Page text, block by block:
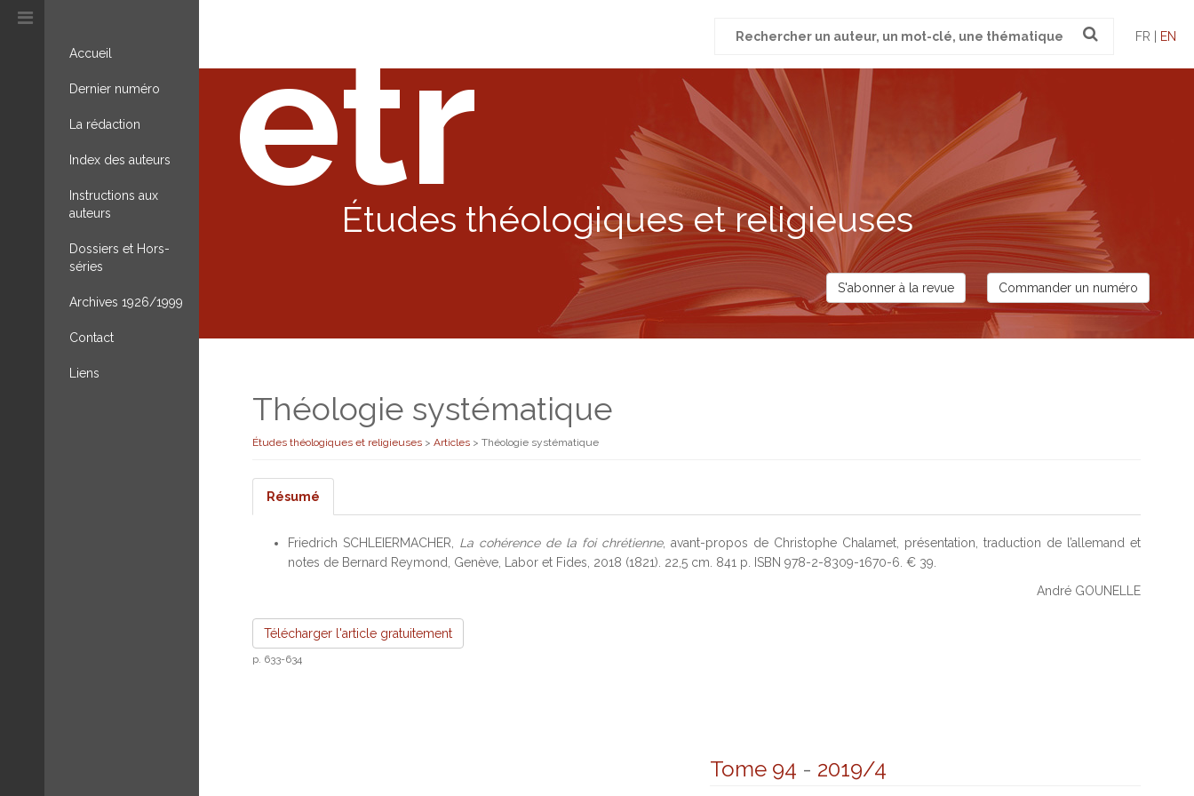
Accueil
Dernier numéro
La rédaction
Index des auteurs
Instructions aux
auteurs
Dossiers et Hors-
séries
Archives 1926/1999
Contact
Liens
pour
FR | EN
etr
Études théologiques et religieuses
S'abonner à la revue Commander un numéro
Théologie systématique
Études théologiques et religieuses > Articles > Théologie systématique
Résumé
Friedrich SCHLEIERMACHER, La cohérence de la foi chrétienne, avant-propos de Christophe Chalamet, présentation, traduction de l’allemand et
notes de Bernard Reymond, Genève, Labor et Fides, 2018 (1821). 22,5 cm. 841 p. ISBN 978-2-8309-1670-6. € 39.
André GOUNELLE
Télécharger l'article gratuitement
p. 633-634
Tome 94 - 2019/4